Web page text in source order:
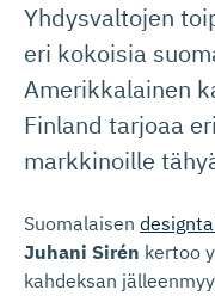
Yhdysvaltojen
eri kokoisia
Amerikkalainen
Finland tarjoaa
markkinoille
Suomalaisen
Juhani Sirén kertoo
kahdeksan